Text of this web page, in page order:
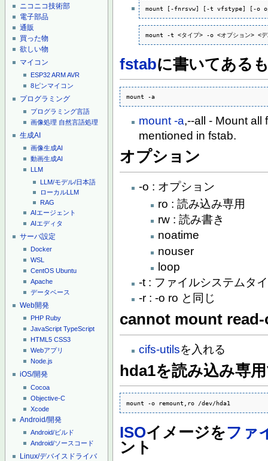
ニコニコ技術部
電子部品
通販
買った物
欲しい物
マイコン
ESP32ARMAVR
8ピンマイコン
プログラミング
プログラミング言語
画像処理 自然言語処理
生成AI
画像生成AI
動画生成AI
LLM
LLM/モデル/日本語
ローカルLLM
RAG
AIエージェント
AIエディタ
サーバ設定
Docker
WSL
CentOS Ubuntu
Apache
データベース
Web開発
PHP Ruby
JavaScript TypeScript
HTML5 CSS3
Webアプリ
Node.js
iOS/開発
Cocoa
Objective-C
Xcode
Android/開発
Android/ビルド
Android/ソースコード
Linux/デバイスドライバ
mount [-fnrsvw] [-t vfstype] [-o
mount -t <タイプ> -o <オプション> <デ
fstabに書いてある
mount -a
mount -a,--all - Mount all
mentioned in fstab.
オプション
-o : オプション
ro : 読み込み専用
rw : 読み書き
noatime
nouser
loop
-t : ファイルシステムタ
-r : -o ro と同じ
cannot mount
cifs-utilsを入れる
hda1を読み込み専
mount -o remount,ro /dev/hda1
ISOイメージをファ
ント